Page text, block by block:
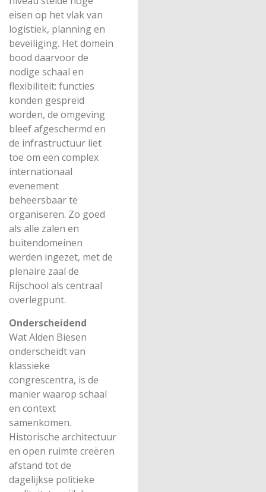
eisen op het vlak van
logistiek, planning en
beveiliging. Het domein
bood daarvoor de
nodige schaal en
flexibiliteit: functies
konden gespreid
worden, de omgeving
bleef afgeschermd en
de infrastructuur liet
toe om een complex
internationaal
evenement
beheersbaar te
organiseren. Zo goed
als alle zalen en
buitendomeinen
werden ingezet, met de
plenaire zaal de
Rijschool als centraal
overlegpunt.
Onderscheidend
Wat Alden Biesen
onderscheidt van
klassieke
congrescentra, is de
manier waarop schaal
en context
samenkomen.
Historische architectuur
en open ruimte creëren
afstand tot de
dagelijkse politieke